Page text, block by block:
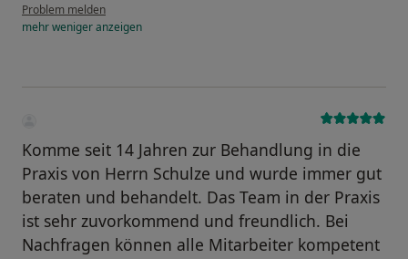
Problem melden
mehrwenigeranzeigen
Komme seit 14 Jahren zur Behandlung in die
Praxis von Herrn Schulze und wurde immer gut
beraten und behandelt. Das Team in der Praxis
ist sehr zuvorkommend und freundlich. Bei
Nachfragen können alle Mitarbeiter kompetent